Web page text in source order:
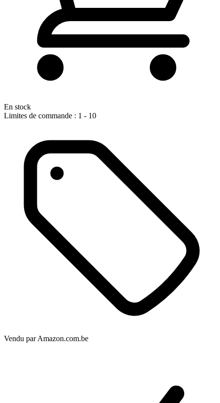
En stock
Limites de commande : 1 - 10
Vendu parAmazon.com.be